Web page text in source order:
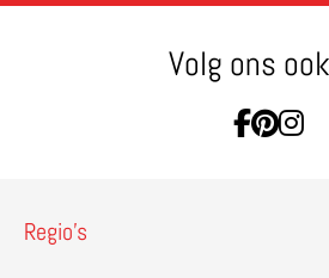
Volg ons
GaGa
Regio’s